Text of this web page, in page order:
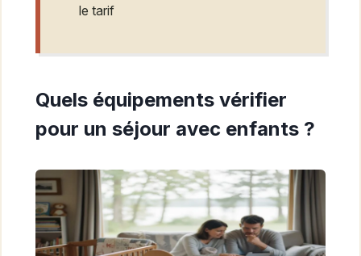
le tarif
Quels équipements vérifier
pour un séjour avec enfants ?